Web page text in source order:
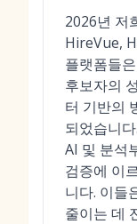
2026년 저
HireVue,
플랫폼들
후보자의
터 기반의
되었습니
AI 및 분석
검증에 이
니다. 이들
줄이는 데